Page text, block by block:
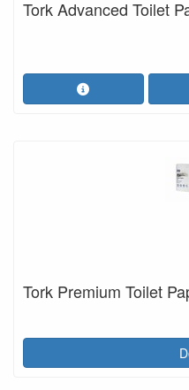
Tork Advanced Toilet
Tork Premium Toilet